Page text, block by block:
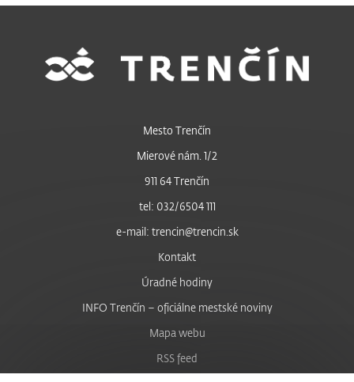
Mesto Trenčín
Mierové nám. 1/2
911 64 Trenčín
tel: 032/6504 111
e-mail: trencin@trencin.sk
Kontakt
Úradné hodiny
INFO Trenčín – oficiálne mestské noviny
Mapa webu
RSS feed